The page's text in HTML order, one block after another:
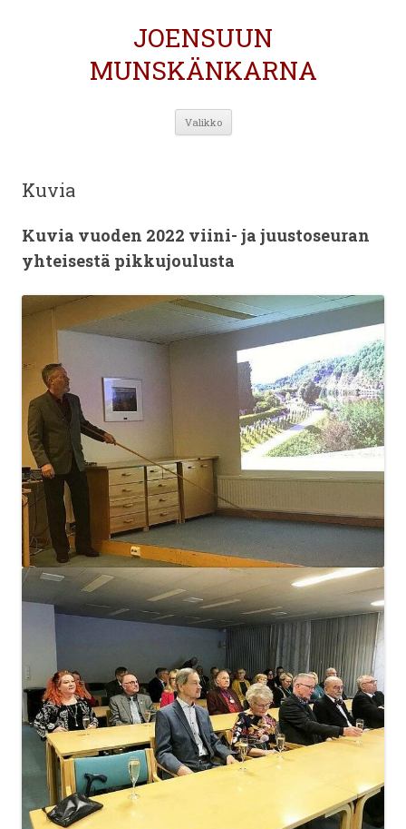
JOENSUUN
MUNSKÄNKARNA
Valikko Siirry
Kuvia
Kuvia vuoden 2022 viini- ja juustoseuran
yhteisestä pikkujoulusta